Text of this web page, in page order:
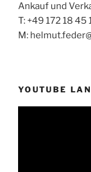
Ankauf und
T: +49 172 18 45
M:
YOUTUBE